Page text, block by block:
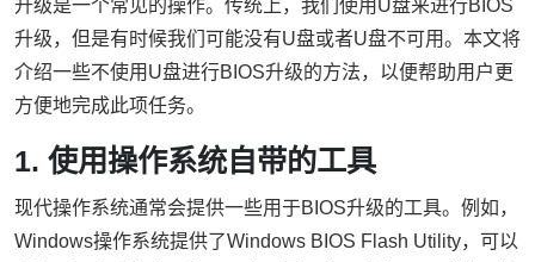
升级是一个常见的操作。传统上，我们使用U盘来进行BIOS
升级，但是有时候我们可能没有U盘或者U盘不可用。本文将
介绍一些不使用U盘进行BIOS升级的方法，以便帮助用户更
方便地完成此项任务。
1. 使用操作系统自带的工具
现代操作系统通常会提供一些用于BIOS升级的工具。例如，
Windows操作系统提供了Windows BIOS Flash Utility，可以